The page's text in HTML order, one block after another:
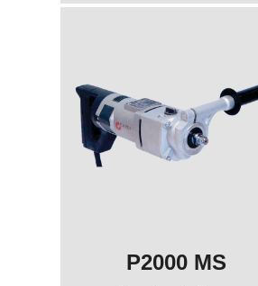
P2000 MS